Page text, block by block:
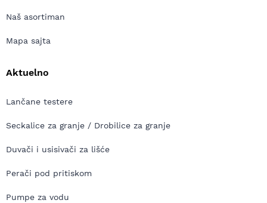
Naš asortiman
Mapa sajta
Aktuelno
Lančane testere
Seckalice za granje / Drobilice za granje
Duvači i usisivači za lišće
Perači pod pritiskom
Pumpe za vodu